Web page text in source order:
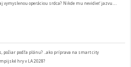
vymyslenou operáciou srdca? Nikde mu nevidieť jazvu…
požiar podľa plánu? ..ako príprava na smart city
hry v LA 2028?